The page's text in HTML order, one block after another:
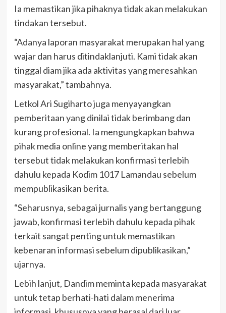
Ia memastikan jika pihaknya tidak akan melakukan
tindakan tersebut.
“Adanya laporan masyarakat merupakan hal yang
wajar dan harus ditindaklanjuti. Kami tidak akan
tinggal diam jika ada aktivitas yang meresahkan
masyarakat,” tambahnya.
Letkol Ari Sugiharto juga menyayangkan
pemberitaan yang dinilai tidak berimbang dan
kurang profesional. Ia mengungkapkan bahwa
pihak media online yang memberitakan hal
tersebut tidak melakukan konfirmasi terlebih
dahulu kepada Kodim 1017 Lamandau sebelum
mempublikasikan berita.
“Seharusnya, sebagai jurnalis yang bertanggung
jawab, konfirmasi terlebih dahulu kepada pihak
terkait sangat penting untuk memastikan
kebenaran informasi sebelum dipublikasikan,”
ujarnya.
Lebih lanjut, Dandim meminta kepada masyarakat
untuk tetap berhati-hati dalam menerima